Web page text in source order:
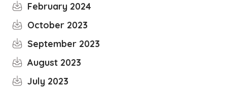
February 2024
October 2023
September 2023
August 2023
July 2023